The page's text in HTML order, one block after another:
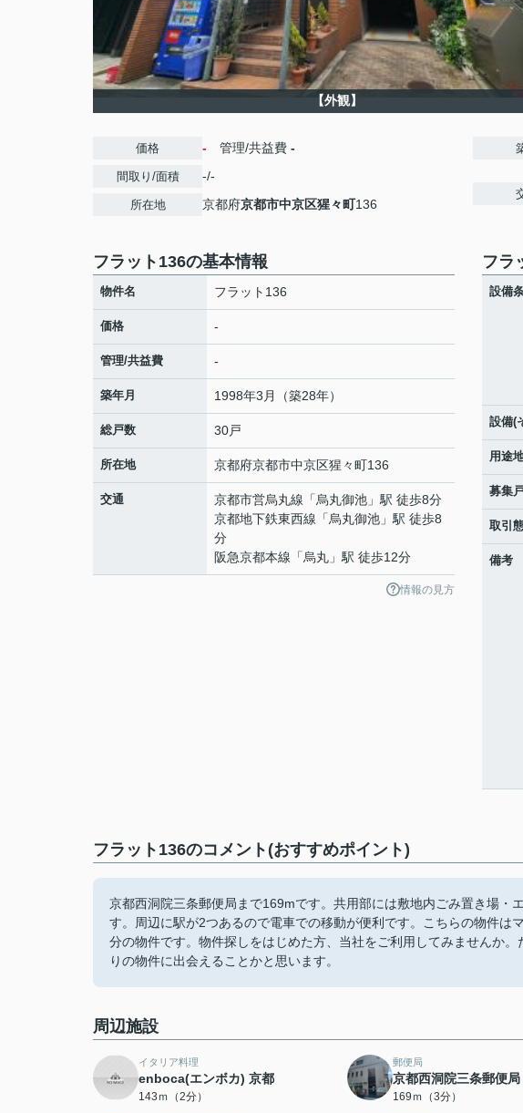
【外観】
価格 - 管理/共益費 -
間取り/面積 -/-
所在地 京都府京都市中京区猩々町136
フラット136の基本情報
物件名 フラット136
価格 -
管理/共益費 -
築年月 1998年3月（築28年）
総戸数 30戸
所在地 京都府京都市中京区猩々町136
交通 京都市営烏丸線 「烏丸御池 」駅 徒歩8分
京都地下鉄東西線 「烏丸御池 」駅 徒歩8
分
阪急京都本線 「烏丸 」駅 徒歩12分
情報の見方
フラ
設備
設備(
用途
募集
取引
備考
フラット136のコメント(おすすめポイント)
京都西洞院三条郵便局まで169mです。共用部には敷地内ごみ置き場・
す。周辺に駅が2つあるので電車での移動が便利です。こちらの物件は
分の物件です。物件探しをはじめた方、当社をご利用してみませんか
りの物件に出会えることかと思います。
周辺施設
イタリア料理
enboca(エンボカ) 京都
143ｍ（2分）
郵便局
京都西洞院三条郵便局
169ｍ（3分）